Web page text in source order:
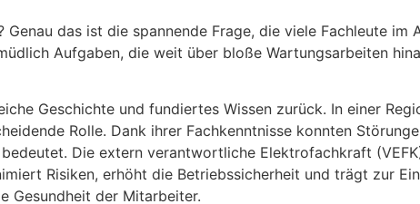
das ist die spannende Frage, die viele Fachleute
Aufgaben, die weit über bloße Wartungsarbeiten
Geschichte und fundiertes Wissen zurück. In einer
Rolle. Dank ihrer Fachkenntnisse konnten
Die extern verantwortliche Elektrofachkraft
Risiken, erhöht die Betriebssicherheit und trägt zur
Gesundheit der Mitarbeiter.